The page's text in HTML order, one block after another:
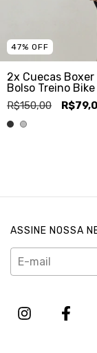
47% OFF
2x Cuecas
Bolso Treino
R$150,00
ASSINE NOSSA